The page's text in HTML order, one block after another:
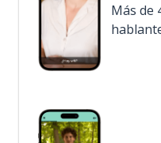
Más de